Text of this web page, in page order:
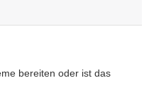
bereiten oder ist das